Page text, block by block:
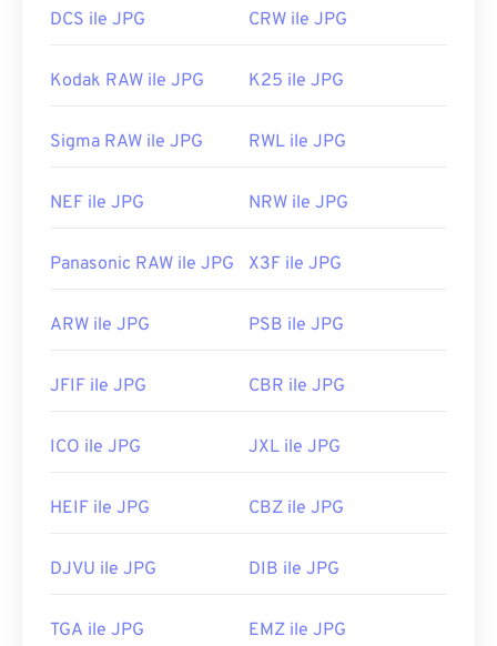
DCS ile JPG CRW ile JPG
Kodak RAW ile JPG K25 ile JPG
Sigma RAW ile JPG RWL ile JPG
NEF ile JPG NRW ile JPG
Panasonic RAW ile JPG X3F ile JPG
ARW ile JPG PSB ile JPG
JFIF ile JPG CBR ile JPG
ICO ile JPG JXL ile JPG
HEIF ile JPG CBZ ile JPG
DJVU ile JPG DIB ile JPG
TGA ile JPG EMZ ile JPG